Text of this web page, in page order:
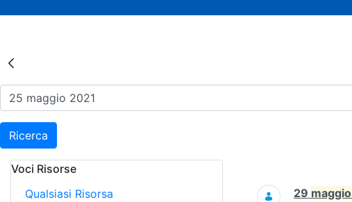
Risultati della Ricerca - Eventi
Ricerca
Voci Risorse
Qualsiasi Risorsa
Ricerca
29 maggio